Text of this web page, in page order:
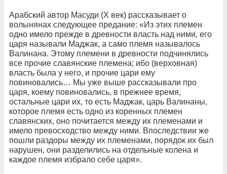
Арабский автор Масуди (X век) рассказывает о
волынянах следующее предание: «Из этих племен
одно имело прежде в древности власть над ними, его
царя называли Маджак, а само племя называлось
Валинана. Этому племени в древности подчинялись
все прочие славянские племена; ибо (верховная)
власть была у него, и прочие цари ему
повиновались… Мы уже выше рассказывали про
царя, коему повиновались, в прежнее время,
остальные цари их, то есть Маджак, царь Валинаны,
которое племя есть одно из коренных племен
славянских, оно почитается между их племенами и
имело превосходство между ними. Впоследствии же
пошли раздоры между их племенами, порядок их был
нарушен, они разделились на отдельные колена и
каждое племя избрало себе царя».